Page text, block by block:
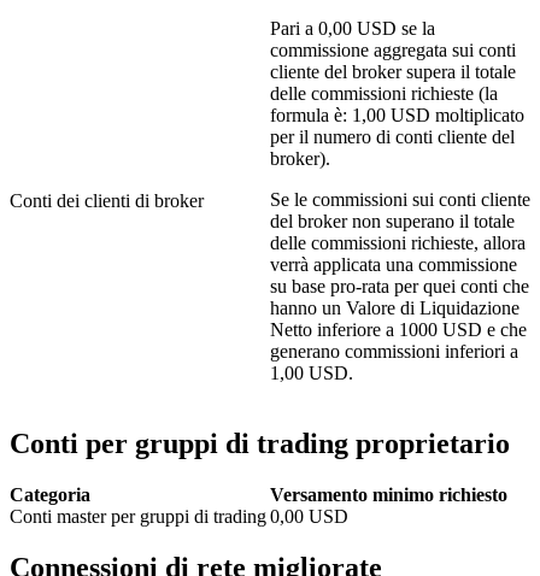
Conti dei clienti di broker
Pari a 0,00 USD se la
commissione aggregata sui conti
cliente del broker supera il totale
delle commissioni richieste (la
formula è: 1,00 USD moltiplicato
per il numero di conti cliente del
broker).
Se le commissioni sui conti cliente
del broker non superano il totale
delle commissioni richieste, allora
verrà applicata una commissione
su base pro-rata per quei conti che
hanno un Valore di Liquidazione
Netto inferiore a 1000 USD e che
generano commissioni inferiori a
1,00 USD.
Conti per gruppi di trading proprietario
Categoria
Versamento minimo richiesto
Conti master per gruppi di trading0,00 USD
Connessioni di rete migliorate